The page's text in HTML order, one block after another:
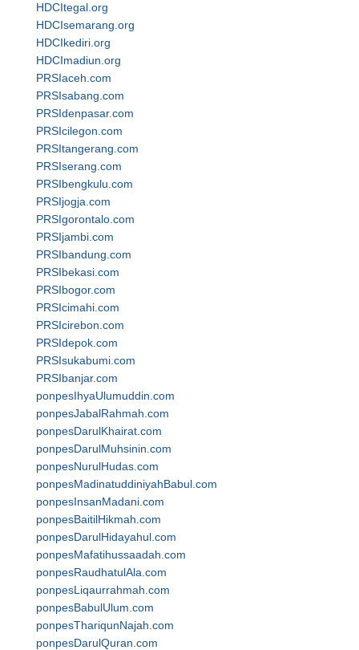
HDCItegal.org
HDCIsemarang.org
HDCIkediri.org
HDCImadiun.org
PRSIaceh.com
PRSIsabang.com
PRSIdenpasar.com
PRSIcilegon.com
PRSItangerang.com
PRSIserang.com
PRSIbengkulu.com
PRSIjogja.com
PRSIgorontalo.com
PRSIjambi.com
PRSIbandung.com
PRSIbekasi.com
PRSIbogor.com
PRSIcimahi.com
PRSIcirebon.com
PRSIdepok.com
PRSIsukabumi.com
PRSIbanjar.com
ponpesIhyaUlumuddin.com
ponpesJabalRahmah.com
ponpesDarulKhairat.com
ponpesDarulMuhsinin.com
ponpesNurulHudas.com
ponpesMadinatuddiniyahBabul.com
ponpesInsanMadani.com
ponpesBaitilHikmah.com
ponpesDarulHidayahul.com
ponpesMafatihussaadah.com
ponpesRaudhatulAla.com
ponpesLiqaurrahmah.com
ponpesBabulUlum.com
ponpesThariqunNajah.com
ponpesDarulQuran.com